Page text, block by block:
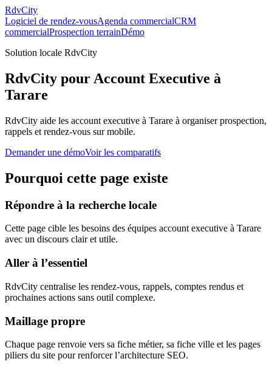
RdvCity
Logiciel de rendez-vousAgenda commercialCRM
commercialProspection terrainDémo
Solution locale RdvCity
RdvCity pour Account Executive à
Tarare
RdvCity aide les account executive à Tarare à organiser prospection,
rappels et rendez-vous sur mobile.
Demander une démoVoir les comparatifs
Pourquoi cette page existe
Répondre à la recherche locale
Cette page cible les besoins des équipes account executive à Tarare
avec un discours clair et utile.
Aller à l’essentiel
RdvCity centralise les rendez-vous, rappels, comptes rendus et
prochaines actions sans outil complexe.
Maillage propre
Chaque page renvoie vers sa fiche métier, sa fiche ville et les pages
piliers du site pour renforcer l’architecture SEO.